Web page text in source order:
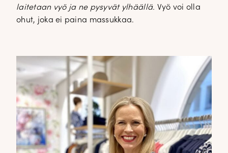
laitetaan vyö ja ne pysyvät ylhäällä. Vyö voi olla
ohut, joka ei paina massukkaa.